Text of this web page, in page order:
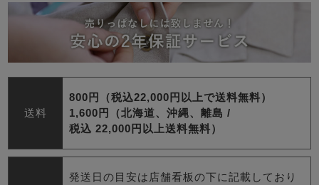
送料
800円（税込22,000円以上で送料無料）
1,600円（北海道、沖縄、離島 /
税込 22,000円以上送料無料）
発送日の目安は店舗看板の下に記載しており